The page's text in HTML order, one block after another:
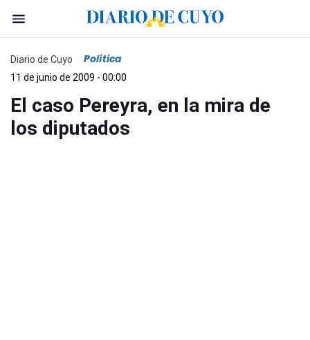
Diario de Cuyo Política
11 de junio de 2009 - 00:00
El caso Pereyra, en la mira de
los diputados